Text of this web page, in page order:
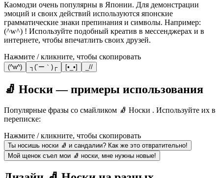
Каомодзи очень популярны в Японии. Для демонстрации
эмоций и своих действий используются японские
грамматические знаки препинания и символы. Например:
(^w^) ! Используйте подобный креатив в мессенджерах и в
интернете, чтобы впечатлить своих друзей.
Нажмите / кликните, чтобы скопировать
(^w^) ┐(´ー｀)┌ [•_•] _//
🧦 Носки — примеры использования
Популярные фразы со смайликом 🧦 Носки . Используйте их в
переписке:
Нажмите / кликните, чтобы скопировать
Ты носишь носки 🧦 и сандалии? Как же это отвратительно!
Мой щенок съел мои 🧦 носки, мне нужны новые!